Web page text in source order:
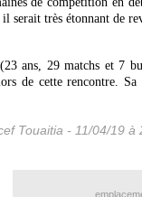
serait très étonnant de
(23 ans, 29 matchs et 7
de cette rencontre. Sa
Touaitia - 11/04/19 à